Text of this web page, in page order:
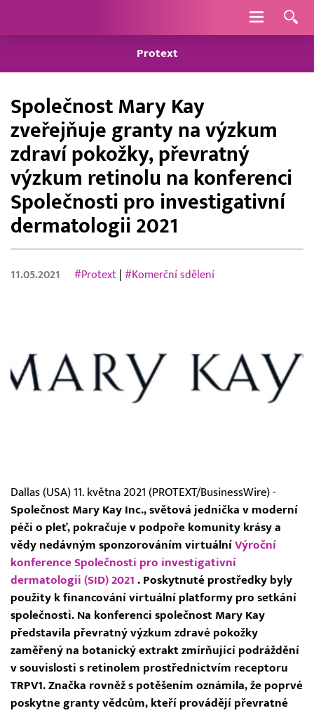
Navigace
Protext
Společnost Mary Kay
zveřejňuje granty na výzkum
zdraví pokožky, převratný
výzkum retinolu na konferenci
Společnosti pro investigativní
dermatologii 2021
11.05.2021 #Protext |#Komerční sdělení
Dallas (USA) 11. května 2021 (PROTEXT/BusinessWire) -
Společnost Mary Kay Inc., světová jednička v moderní
péči o pleť, pokračuje v podpoře komunity krásy a
vědy nedávným sponzorováním virtuální Výroční
konference Společnosti pro investigativní
dermatologii (SID) 2021 . Poskytnuté prostředky byly
použity k financování virtuální platformy pro setkání
společnosti. Na konferenci společnost Mary Kay
představila převratný výzkum zdravé pokožky
zaměřený na botanický extrakt zmírňující podráždění
v souvislosti s retinolem prostřednictvím receptoru
TRPV1. Značka rovněž s potěšením oznámila, že poprvé
poskytne granty vědcům, kteří provádějí převratné